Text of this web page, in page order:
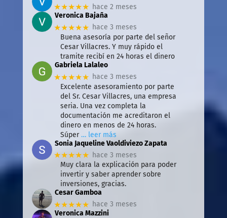
★★★★★ hace 2 meses
Veronica Bajaña
★★★★★ hace 3 meses
Buena asesoría por parte del señor
Cesar Villacres. Y muy rápido el
tramite recibí en 24 horas el dinero
Gabriela Lalaleo
★★★★★ hace 3 meses
Excelente asesoramiento por parte
del Sr. Cesar Villacres, una empresa
seria. Una vez completa la
documentación me acreditaron el
dinero en menos de 24 horas.
Súper … leer más
Sonia Jaqueline Vaoldiviezo Zapata
★★★★★ hace 3 meses
Muy clara la explicación para poder
invertir y saber aprender sobre
inversiones, gracias.
Cesar Gamboa
★★★★★ hace 3 meses
Veronica Mazzini